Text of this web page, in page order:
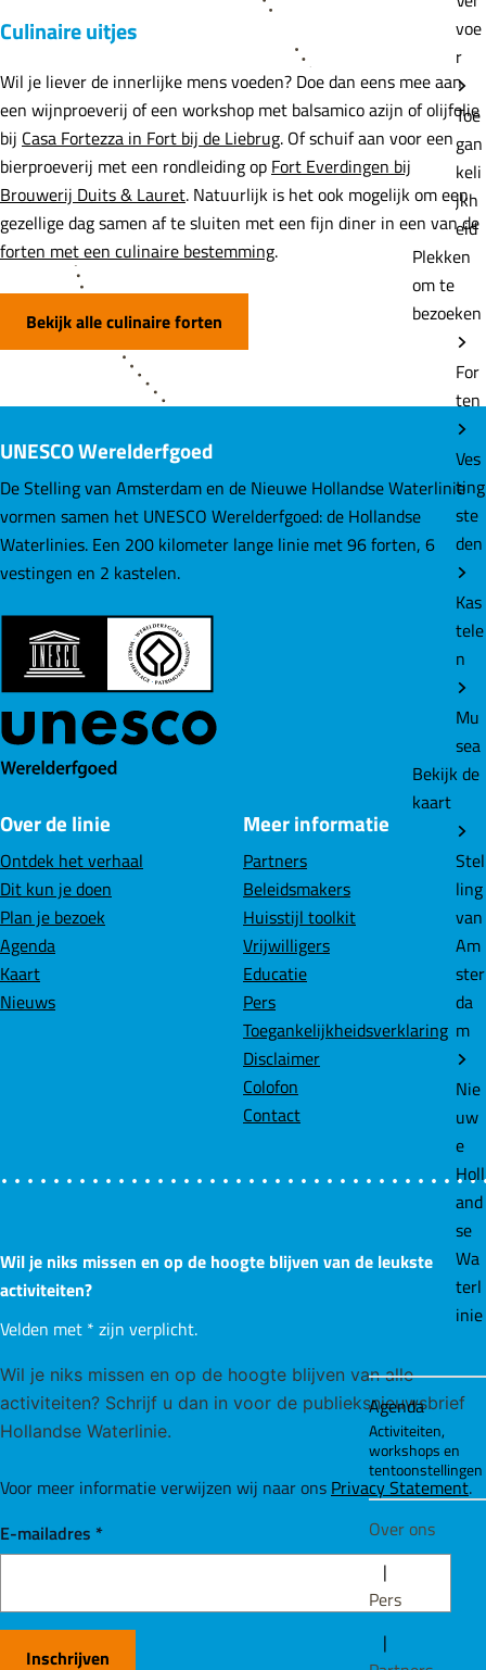
voe
r
Toe
gan
keli
jkh
eid
Plekken
om te
bezoeken
For
ten
Ves
ting
ste
den
Kas
tele
n
Mu
sea
Bekijk de
kaart
Stel
ling
van
Am
ster
da
m
Nie
uw
e
Holl
and
se
Wa
terl
inie
Agenda
Activiteiten,
workshops en
tentoonstellingen
Over ons
|
Pers
|
Culinaire uitjes
Wil je liever de innerlijke mens voeden? Doe dan eens mee aan
een wijnproeverij of een workshop met balsamico azijn of olijfolie
bij Casa Fortezza in Fort bij de Liebrug. Of schuif aan voor een
bierproeverij met een rondleiding op Fort Everdingen bij
Brouwerij Duits & Lauret. Natuurlijk is het ook mogelijk om een
gezellige dag samen af te sluiten met een fijn diner in een van de
forten met een culinaire bestemming.
Bekijk alle culinaire forten
UNESCO Werelderfgoed
De Stelling van Amsterdam en de Nieuwe Hollandse Waterlinie
vormen samen het UNESCO Werelderfgoed: de Hollandse
Waterlinies. Een 200 kilometer lange linie met 96 forten, 6
vestingen en 2 kastelen.
Over de linie
Ontdek het verhaal
Dit kun je doen
Plan je bezoek
Agenda
Kaart
Nieuws
Meer informatie
Partners
Beleidsmakers
Huisstijl toolkit
Vrijwilligers
Educatie
Pers
Toegankelijkheidsverklaring
Disclaimer
Colofon
Contact
Wil je niks missen en op de hoogte blijven van de leukste
activiteiten?
Velden met * zijn verplicht.
Wil je niks missen en op de hoogte blijven van alle
activiteiten? Schrijf u dan in voor de publieksnieuwsbrief
Hollandse Waterlinie.
Voor meer informatie verwijzen wij naar ons Privacy Statement.
E-mailadres *
Inschrijven